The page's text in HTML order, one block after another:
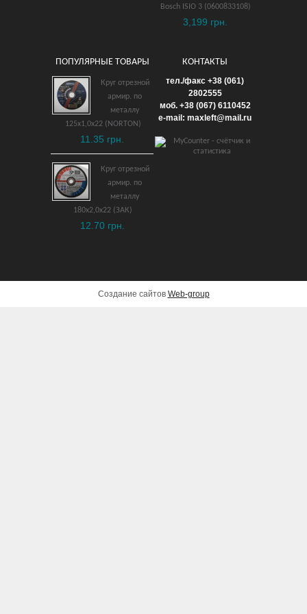
Ключ шестигранный 36
мм взрывобезопасный
ВБ
9,343 грн.
ДОБАВИТЬ В КОРЗИНУ
Bosch ISIO 3 (0600833108)
3,199 грн.
ПОПУЛЯРНЫЕ ТОВАРЫ
Круг отрезной
армир. по
металлу
125х1,0х22 (NORTON)
11.35 грн.
Круг отрезной
армир. по
металлу
180х2,0х22 (ЗАК)
12.70 грн.
КОНТАКТЫ
тел./факс +38 (061)
2802555
моб. +38 (067) 6110452
e-mail: maxleft@mail.ru
Создание сайтов Web-group